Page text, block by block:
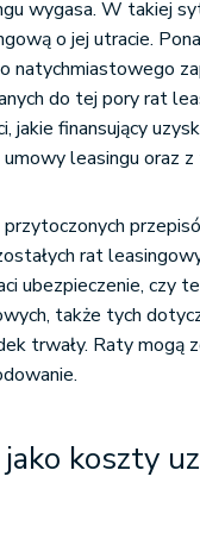
wygasa. W takiej
o jej utracie.
natychmiastowego
do tej pory rat
jakie finansujący
leasingu oraz
rat
ubezpieczenie, czy
także tych
trwały. Raty mogą
koszty